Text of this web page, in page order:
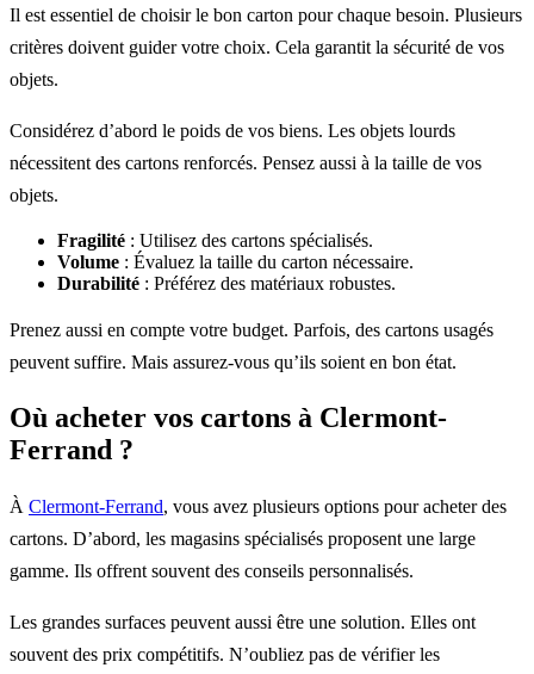
Il est essentiel de choisir le bon carton pour chaque besoin. Plusieurs
critères doivent guider votre choix. Cela garantit la sécurité de vos
objets.
Considérez d’abord le poids de vos biens. Les objets lourds
nécessitent des cartons renforcés. Pensez aussi à la taille de vos
objets.
Fragilité : Utilisez des cartons spécialisés.
Volume : Évaluez la taille du carton nécessaire.
Durabilité : Préférez des matériaux robustes.
Prenez aussi en compte votre budget. Parfois, des cartons usagés
peuvent suffire. Mais assurez-vous qu’ils soient en bon état.
Où acheter vos cartons à Clermont-
Ferrand ?
À Clermont-Ferrand, vous avez plusieurs options pour acheter des
cartons. D’abord, les magasins spécialisés proposent une large
gamme. Ils offrent souvent des conseils personnalisés.
Les grandes surfaces peuvent aussi être une solution. Elles ont
souvent des prix compétitifs. N’oubliez pas de vérifier les